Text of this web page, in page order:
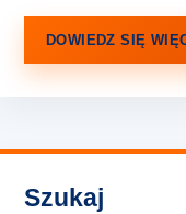
DOWIEDZ SIĘ
Szukaj